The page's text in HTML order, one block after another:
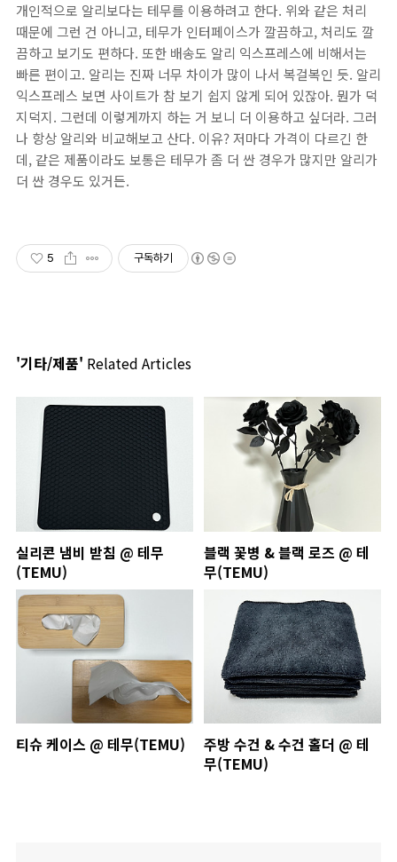
개인적으로 알리보다는 테무를 이용하려고 한다. 위와 같은 처리
때문에 그런 건 아니고, 테무가 인터페이스가 깔끔하고, 처리도 깔
끔하고 보기도 편하다. 또한 배송도 알리 익스프레스에 비해서는
빠른 편이고. 알리는 진짜 너무 차이가 많이 나서 복걸복인 듯. 알리
익스프레스 보면 사이트가 참 보기 쉽지 않게 되어 있잖아. 뭔가 덕
지덕지. 그런데 이렇게까지 하는 거 보니 더 이용하고 싶더라. 그러
나 항상 알리와 비교해보고 산다. 이유? 저마다 가격이 다르긴 한
데, 같은 제품이라도 보통은 테무가 좀 더 싼 경우가 많지만 알리가
더 싼 경우도 있거든.
5 구독하기
'기타/제품' Related Articles
실리콘 냄비 받침 @ 테무
(TEMU)
블랙 꽃병 & 블랙 로즈 @ 테
무(TEMU)
티슈 케이스 @ 테무(TEMU)
주방 수건 & 수건 홀더 @ 테
무(TEMU)